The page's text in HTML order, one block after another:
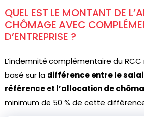
QUEL EST LE MONTANT DE
CHÔMAGE AVEC
D’ENTREPRISE ?
L’indemnité complémentaire du
basé sur la différence entre le
référence et l’allocation de
minimum de 50 % de cette